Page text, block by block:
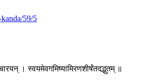
59/5
। स्वयमेवगमिष्यामिरणशीर्षंतदद्भुतम् ॥